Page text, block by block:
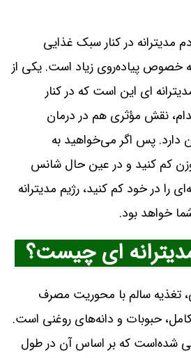
مدیترانه در کنار سبک غذایی
خصوص پیاده‌روی زیاد است. یکی از
ای این است که در کنار
نقش مؤثری هم در درمان
دارد. پس اگر می‌خواهید به
کم کنید و در عین حال شانس
را در خود کم کنید، رژیم مدیترانه
خواهد بود.
ای چیست؟
تغذیه سالم با محوریت مصرف
حبوبات و دانه‌های روغنی است.
شده‌است که بر اساس آن در طول